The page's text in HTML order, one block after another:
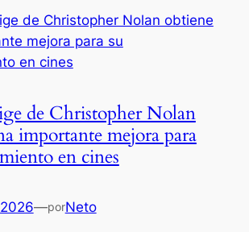
de Christopher Nolan
importante mejora para
en cines
—porNeto